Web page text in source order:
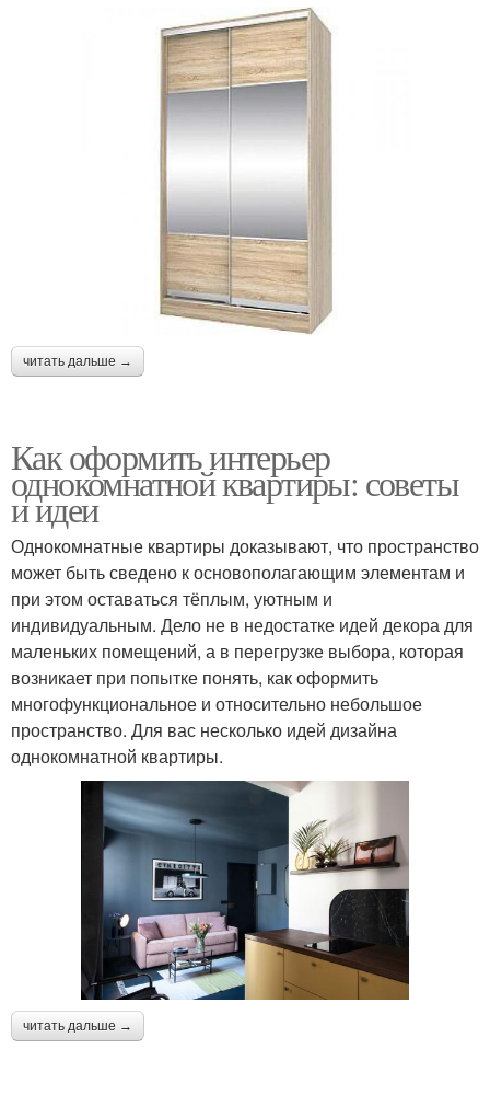
читать дальше →
Как оформить интерьер
однокомнатной квартиры: советы
и идеи
Однокомнатные квартиры доказывают, что пространство
может быть сведено к основополагающим элементам и
при этом оставаться тёплым, уютным и
индивидуальным. Дело не в недостатке идей декора для
маленьких помещений, а в перегрузке выбора, которая
возникает при попытке понять, как оформить
многофункциональное и относительно небольшое
пространство. Для вас несколько идей дизайна
однокомнатной квартиры.
читать дальше →